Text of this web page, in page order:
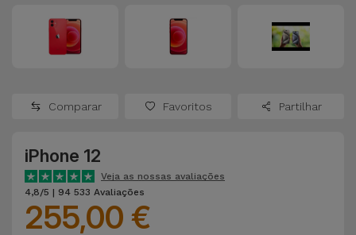
Oppo
Dyson
TCL
Recondicionados
tudo
Carregadores
e Colunas
Smartwatches
e Braceletes
Correntes
Comparar Favoritos Partilhar
iPhone 12
Veja as nossas avaliações
4,8/5 | 94 533 Avaliações
255,00 €